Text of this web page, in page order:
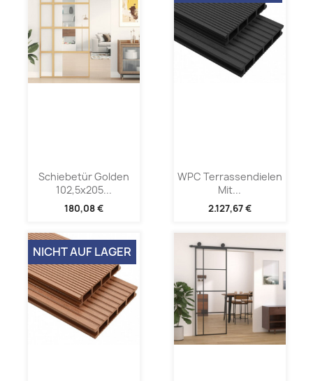
Schiebetür Golden
102,5x205...
180,08 €
WPC Terrassendielen
Mit...
2.127,67 €
NICHT AUF LAGER